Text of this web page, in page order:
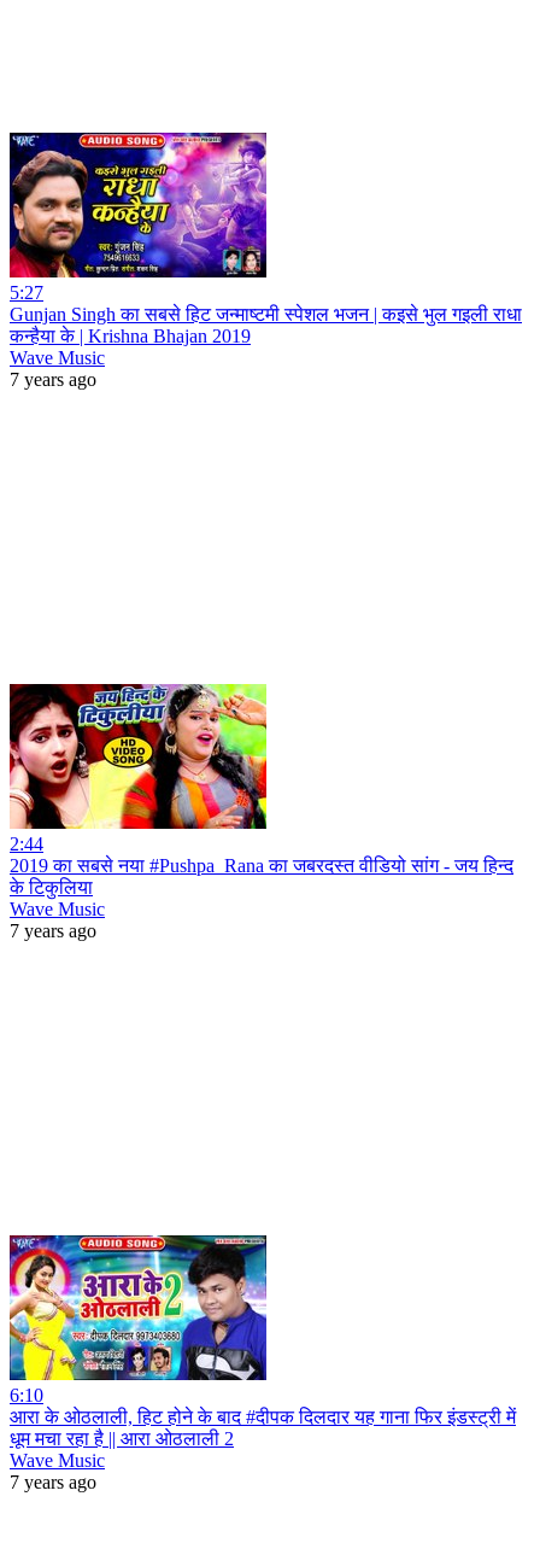
5:27
Gunjan Singh का सबसे हिट जन्माष्टमी स्पेशल भजन | कइसे भुल गइली राधा
कन्हैया के | Krishna Bhajan 2019
Wave Music
7 years ago
2:44
2019 का सबसे नया #Pushpa_Rana का जबरदस्त वीडियो सांग - जय हिन्द
के टिकुलिया
Wave Music
7 years ago
6:10
आरा के ओठलाली, हिट होने के बाद #दीपक दिलदार यह गाना फिर इंडस्ट्री में
धूम मचा रहा है || आरा ओठलाली 2
Wave Music
7 years ago